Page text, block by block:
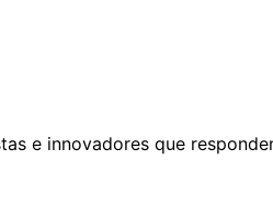
e innovadores que